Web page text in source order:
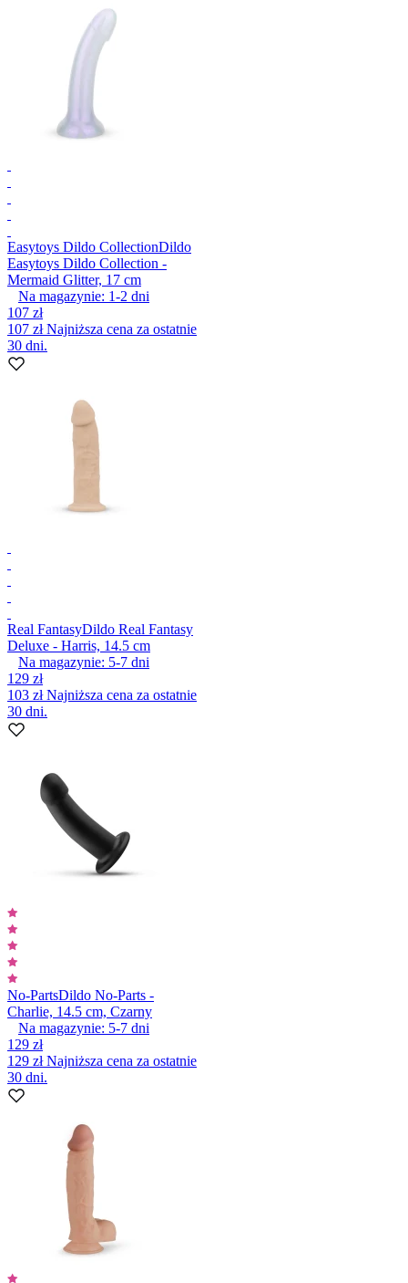
Easytoys Dildo CollectionDildo
Easytoys Dildo Collection -
Mermaid Glitter, 17 cm
Na magazynie: 1-2 dni
107 zł
107 złNajniższa cena za ostatnie
30 dni.
Real FantasyDildo Real Fantasy
Deluxe - Harris, 14.5 cm
Na magazynie: 5-7 dni
129 zł
103 złNajniższa cena za ostatnie
30 dni.
No-PartsDildo No-Parts -
Charlie, 14.5 cm, Czarny
Na magazynie: 5-7 dni
129 zł
129 złNajniższa cena za ostatnie
30 dni.